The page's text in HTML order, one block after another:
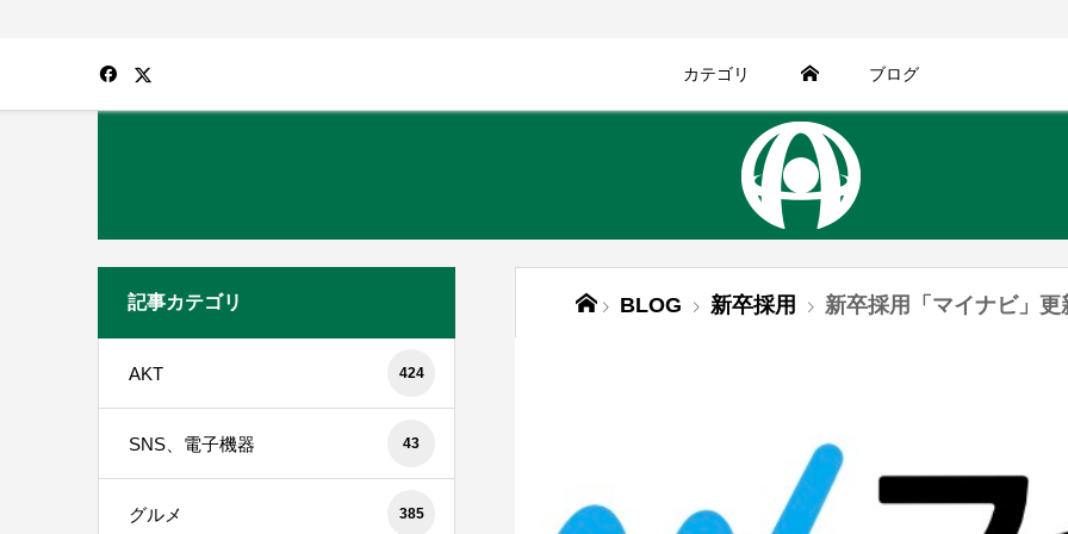
カテゴリ ブログ
BLOG 新卒採用 新卒採用「マイナビ」更
記事カテゴリ
AKT 424
SNS、電子機器 43
グルメ 385